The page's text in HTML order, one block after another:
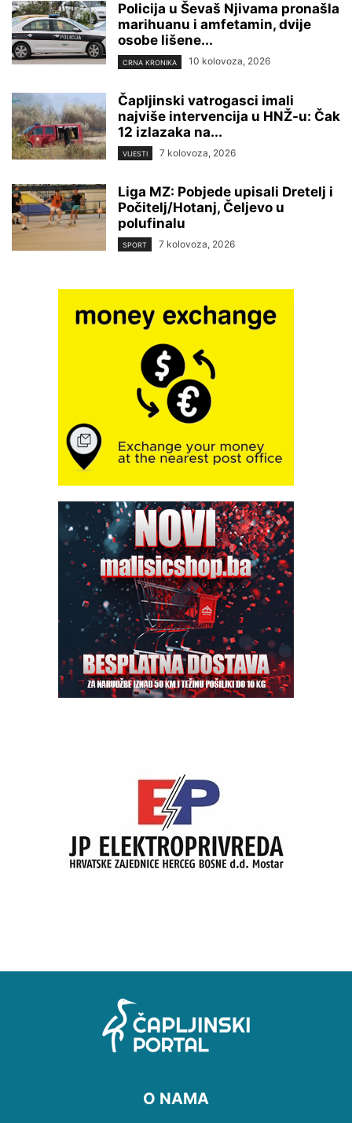
Policija u Ševaš Njivama pronašla
marihuanu i amfetamin, dvije
osobe lišene...
CRNA KRONIKA 10 kolovoza, 2026
Čapljinski vatrogasci imali
najviše intervencija u HNŽ-u: Čak
12 izlazaka na...
VIJESTI 7 kolovoza, 2026
Liga MZ: Pobjede upisali Dretelj i
Počitelj/Hotanj, Čeljevo u
polufinalu
SPORT 7 kolovoza, 2026
O NAMA